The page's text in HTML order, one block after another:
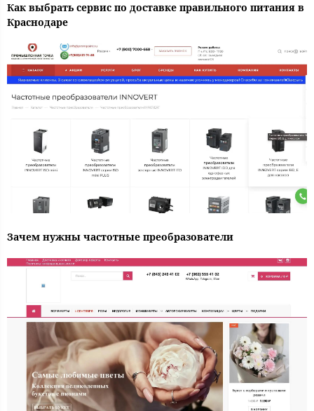
Как выбрать сервис по доставке правильного питания в
Краснодаре
Зачем нужны частотные преобразователи